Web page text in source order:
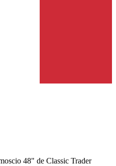
48" de Classic Trader